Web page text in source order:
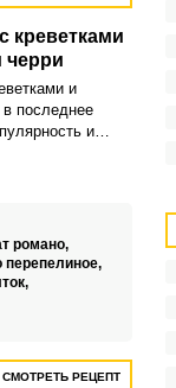
креветками
черри
и
последнее
и
пикантным,
романо,
перепелиное,
СМОТРЕТЬ РЕЦЕПТ